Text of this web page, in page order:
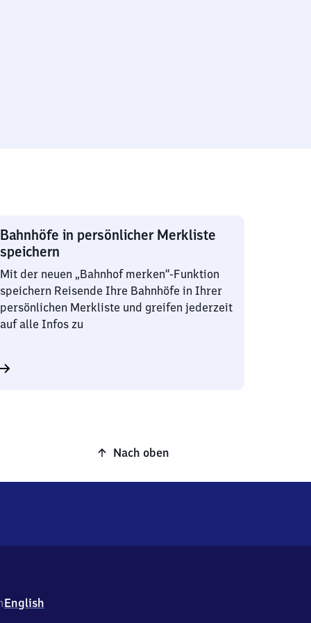
Bahnhöfe in persönlicher Merkliste
speichern
Mit der neuen „Bahnhof merken“-Funktion
speichern Reisende Ihre Bahnhöfe in Ihrer
persönlichen Merkliste und greifen jederzeit
auf alle Infos zu
Nach oben
English